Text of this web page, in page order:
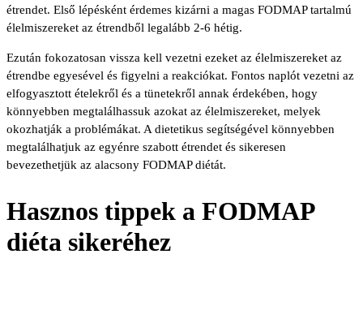
étrendet. Első lépésként érdemes kizárni a magas FODMAP tartalmú
élelmiszereket az étrendből legalább 2-6 hétig.
Ezután fokozatosan vissza kell vezetni ezeket az élelmiszereket az
étrendbe egyesével és figyelni a reakciókat. Fontos naplót vezetni az
elfogyasztott ételekről és a tünetekről annak érdekében, hogy
könnyebben megtalálhassuk azokat az élelmiszereket, melyek
okozhatják a problémákat. A dietetikus segítségével könnyebben
megtalálhatjuk az egyénre szabott étrendet és sikeresen
bevezethetjük az alacsony FODMAP diétát.
Hasznos tippek a FODMAP
diéta sikeréhez